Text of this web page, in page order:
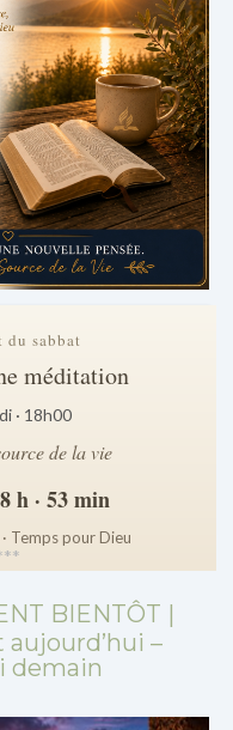
du sabbat
méditation
· 18h00
de la vie
h · 53 min
Temps pour Dieu
**
BIENTÔT |
–
demain